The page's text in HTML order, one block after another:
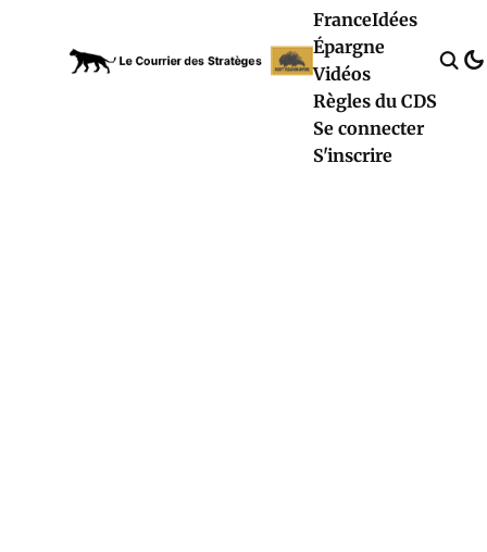
FranceIdées
Épargne
Vidéos
Règles du CDS
Se connecter
S'inscrire